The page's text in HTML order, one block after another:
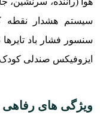
ایزوفیکس صندلی
ویژگی های رفاهی